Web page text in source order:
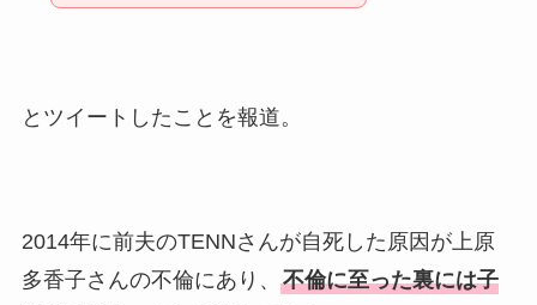
とツイートしたことを報道。
2014年に前夫のTENNさんが自死した原因が上原
多香子さんの不倫にあり、 不倫に至った裏には子